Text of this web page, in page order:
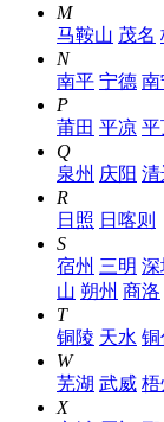
M
马鞍山 茂名
N
南平 宁德 南
P
莆田 平凉 平
Q
泉州 庆阳 清
R
日照 日喀则
S
宿州 三明 深
山 朔州 商洛
T
铜陵 天水 铜
W
芜湖 武威 梧
X